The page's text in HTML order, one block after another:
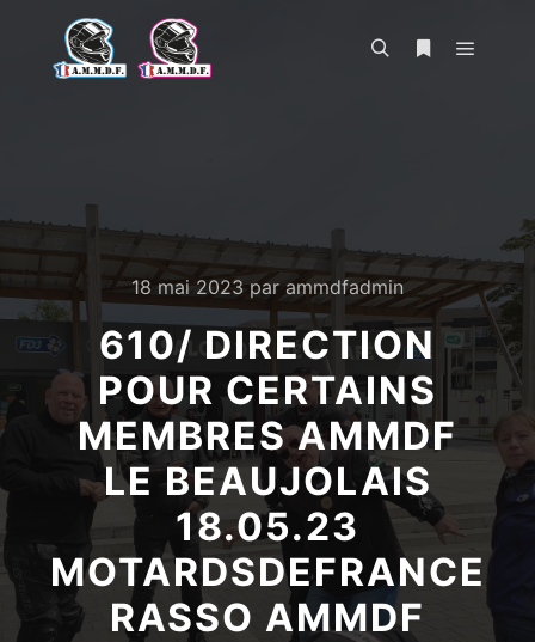
18 mai 2023 par ammdfadmin
610/ DIRECTION
POUR CERTAINS
MEMBRES AMMDF
LE BEAUJOLAIS
18.05.23
MOTARDSDEFRANCE
RASSO AMMDF